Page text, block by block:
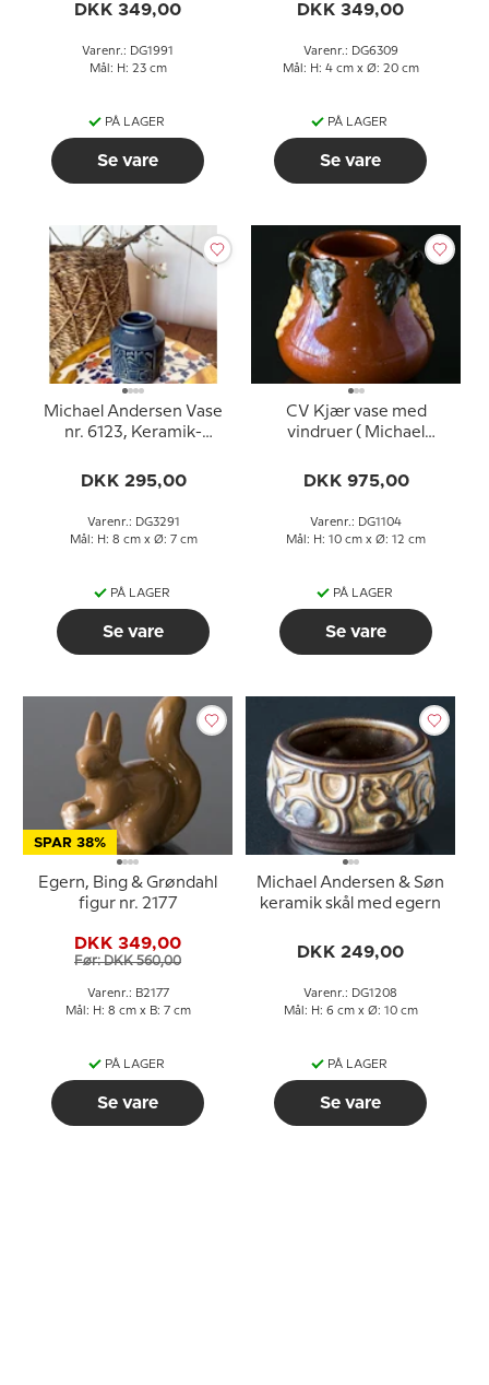
DKK 349,00
Varenr.: DG1991
Mål: H: 23 cm
PÅ LAGER
Se vare
DKK 349,00
Varenr.: DG6309
Mål: H: 4 cm x Ø: 20 cm
PÅ LAGER
Se vare
Michael Andersen Vase
nr. 6123, Keramik-
SPØRG VENLIGST
DKK 295,00
Varenr.: DG3291
Mål: H: 8 cm x Ø: 7 cm
PÅ LAGER
Se vare
CV Kjær vase med
vindruer ( Michael
DKK 975,00
Varenr.: DG1104
Mål: H: 10 cm x Ø: 12 cm
PÅ LAGER
Se vare
SPAR 38%
Egern, Bing & Grøndahl
figur nr. 2177
DKK 349,00
Før: DKK 560,00
Varenr.: B2177
Mål: H: 8 cm x B: 7 cm
PÅ LAGER
Se vare
Michael Andersen & Søn
keramik skål med egern
DKK 249,00
Varenr.: DG1208
Mål: H: 6 cm x Ø: 10 cm
PÅ LAGER
Se vare